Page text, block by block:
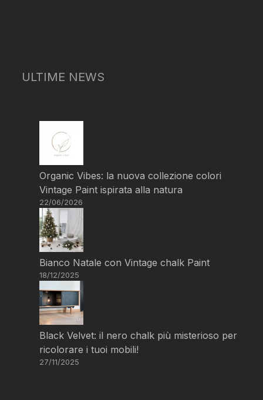
ULTIME NEWS
Organic Vibes: la nuova collezione colori
Vintage Paint ispirata alla natura
22/06/2026
Bianco Natale con Vintage chalk Paint
18/12/2025
Black Velvet: il nero chalk più misterioso per
ricolorare i tuoi mobili!
27/11/2025